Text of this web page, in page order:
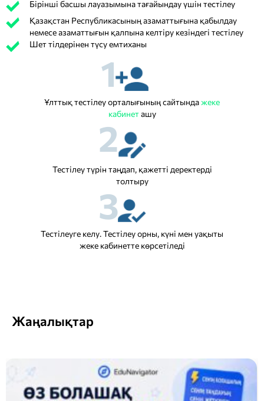
Бірінші басшы лауазымына тағайындау үшін тестілеу
Қазақстан Республикасының азаматтығына қабылдау
немесе азаматтығын қалпына келтіру кезіндегі тестілеу
Шет тілдерінен түсу емтиханы
1
Ұлттық тестілеу орталығының сайтындажеке
кабинеташу
2
Тестілеу түрін таңдап, қажетті деректерді
толтыру
3
Тестілеуге келу. Тестілеу орны, күні мен уақыты
жеке кабинетте көрсетіледі
Жаңалықтар